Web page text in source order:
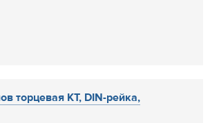
торцевая КТ, DIN-рейка,